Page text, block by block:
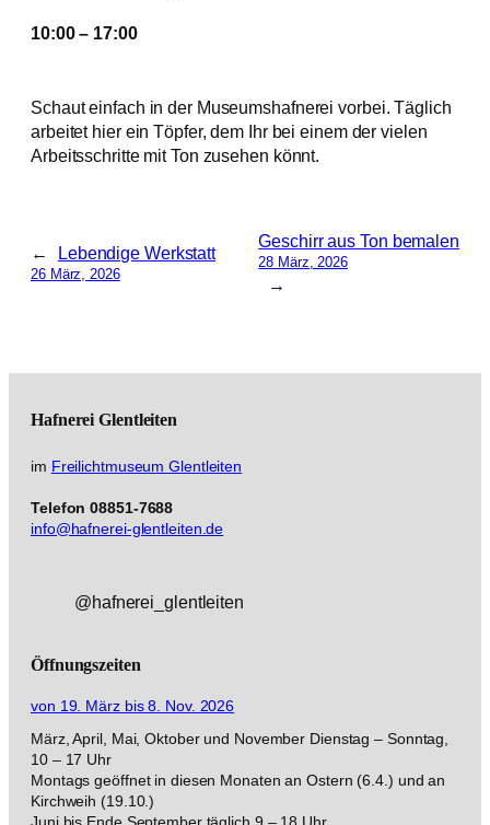
10:00– 17:00
Schaut einfach in der Museumshafnerei vorbei. Täglich
arbeitet hier ein Töpfer, dem Ihr bei einem der vielen
Arbeitsschritte mit Ton zusehen könnt.
← Lebendige Werkstatt
26 März, 2026
Geschirr aus Ton bemalen
28 März, 2026
→
HafnereiGlentleiten
im Freilichtmuseum Glentleiten
Telefon 08851-7688
info@hafnerei-glentleiten.de
@hafnerei_glentleiten
Öffnungszeiten
von 19. März bis 8. Nov. 2026
März, April, Mai, Oktober und November Dienstag – Sonntag,
10 – 17 Uhr
Montags geöffnet in diesen Monaten an Ostern (6.4.) und an
Kirchweih (19.10.)